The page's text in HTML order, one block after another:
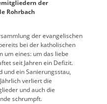
der
Rohrbach
der evangelischen
bei der katholischen
um eines: um das liebe
seit Jahren ein Defizit.
und ein Sanierungsstau,
verliert die
und auch die
schrumpft.